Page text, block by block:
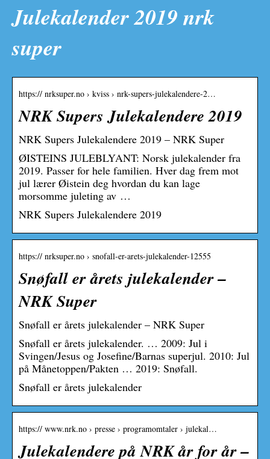
Julekalender 2019 nrk
super
https:// nrksuper.no › kviss › nrk-supers-julekalendere-2…
NRK Supers Julekalendere 2019
NRK Supers Julekalendere 2019 – NRK Super
ØISTEINS JULEBLYANT: Norsk julekalender fra
2019. Passer for hele familien. Hver dag frem mot
jul lærer Øistein deg hvordan du kan lage
morsomme juleting av …
NRK Supers Julekalendere 2019
https:// nrksuper.no › snofall-er-arets-julekalender-12555
Snøfall er årets julekalender –
NRK Super
Snøfall er årets julekalender – NRK Super
Snøfall er årets julekalender. … 2009: Jul i
Svingen/Jesus og Josefine/Barnas superjul. 2010: Jul
på Månetoppen/Pakten … 2019: Snøfall.
Snøfall er årets julekalender
https:// www.nrk.no › presse › programomtaler › julekal…
Julekalendere på NRK år for år –